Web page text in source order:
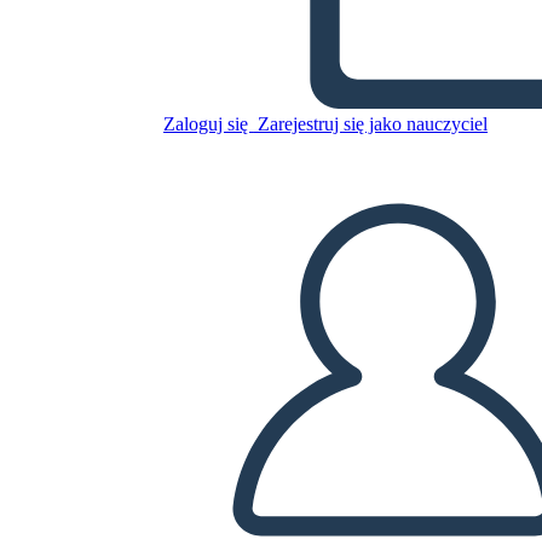
Zaloguj się Zarejestruj się jako nauczyciel
Skopiuj tę scenorys
ODTWARZANIE POKAZU SLAJDÓW
PRZECZYTAJ MI